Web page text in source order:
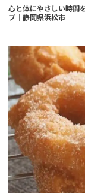
心と体にやさしい時間
プ｜静岡県浜松市